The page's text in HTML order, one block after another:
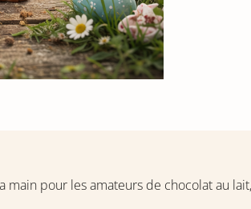
main pour les amateurs de chocolat au